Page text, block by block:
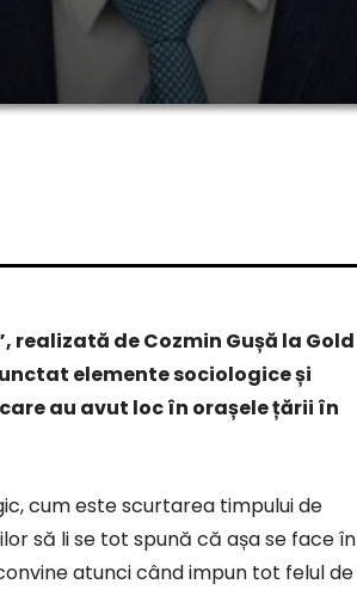
realizată de Cozmin Gușă la Gold
elemente sociologice și
au avut loc în orașele țării în
cum este scurtarea timpului de
să li se tot spună că așa se face în
atunci când impun tot felul de